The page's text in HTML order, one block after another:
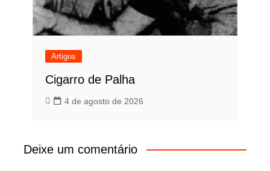
Artigos
Cigarro de Palha
4 de agosto de 2026
Deixe um comentário